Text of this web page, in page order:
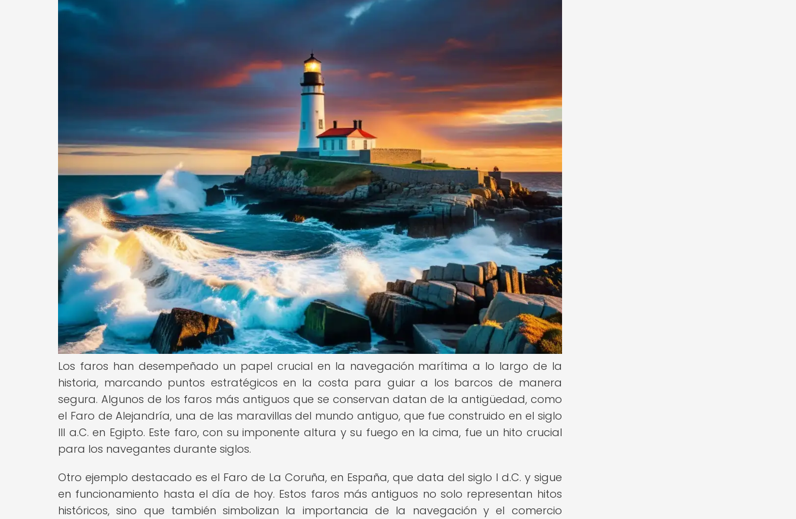
Los faros han desempeñado un papel crucial en la navegación marítima a lo largo de la
historia, marcando puntos estratégicos en la costa para guiar a los barcos de manera
segura. Algunos de los faros más antiguos que se conservan datan de la antigüedad, como
el Faro de Alejandría, una de las maravillas del mundo antiguo, que fue construido en el siglo
III a.C. en Egipto. Este faro, con su imponente altura y su fuego en la cima, fue un hito crucial
para los navegantes durante siglos.
Otro ejemplo destacado es el Faro de La Coruña, en España, que data del siglo I d.C. y sigue
en funcionamiento hasta el día de hoy. Estos faros más antiguos no solo representan hitos
históricos, sino que también simbolizan la importancia de la navegación y el comercio